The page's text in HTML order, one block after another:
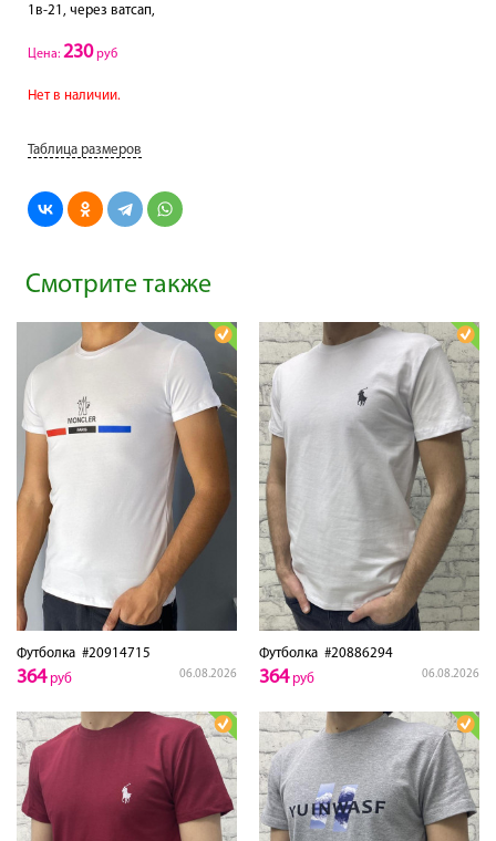
1в-21, через ватсап,
Цена: 230руб
Нет в наличии.
Таблица размеров
Смотрите также
Футболка #20914715
06.08.2026
364руб
Футболка #20886294
06.08.2026
364руб